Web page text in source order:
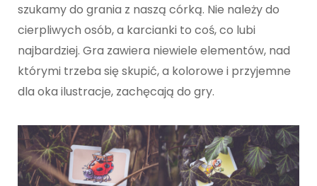
szukamy do grania z naszą córką. Nie należy do
cierpliwych osób, a karcianki to coś, co lubi
najbardziej. Gra zawiera niewiele elementów, nad
którymi trzeba się skupić, a kolorowe i przyjemne
dla oka ilustracje, zachęcają do gry.